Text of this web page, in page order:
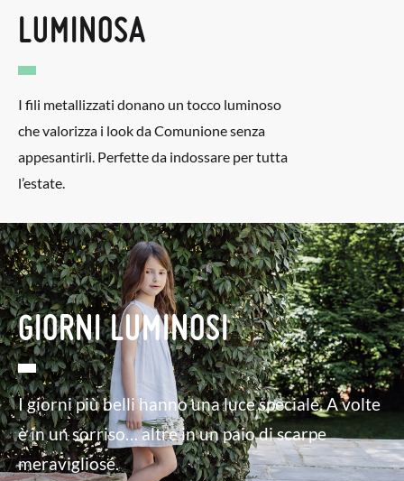
LUMINOSA
I fili metallizzati donano un tocco luminoso
che valorizza i look da Comunione senza
appesantirli. Perfette da indossare per tutta
l’estate.
GIORNI LUMINOSI
I giorni più belli hanno una luce speciale. A volte
è in un sorriso… altre in un paio di scarpe
meravigliose.